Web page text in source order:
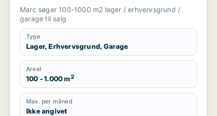
Nordsjælland
Marc søger 100-1000 m2 lager / erhvervsgrund /
garage til salg
Type
Lager, Erhvervsgrund, Garage
Areal
100 - 1.000 m2
Max. per måned
Ikke angivet